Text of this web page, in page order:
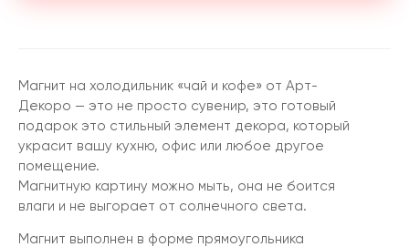
Магнит на холодильник «чай и кофе» от Арт-
Декоро — это не просто сувенир, это готовый
подарок это стильный элемент декора, который
украсит вашу кухню, офис или любое другое
помещение.
Магнитную картину можно мыть, она не боится
влаги и не выгорает от солнечного света.
Магнит выполнен в форме прямоугольника